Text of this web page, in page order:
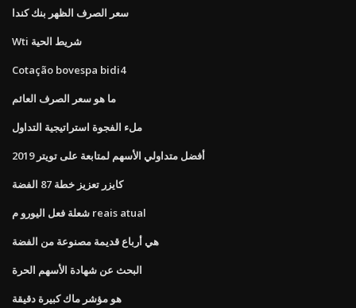
سعر الصرف الظهر بنك كندا
Wti شريط الحية
Cotação bovespa bidi4
ما هو سعر الصرف العائم
ملء الفجوة استراتيجية التداول
أفضل متداولي الأسهم لمتابعة على تويتر 2019
كايزر تعزيز خطة 87 الفضة
شعلة فعل اليورو م reais atual
هي أرباع قديمة مصنوعة من الفضة
البحث عن شهادة الأسهم الحرة
هو مؤشر ماك كبيرة دقيقة